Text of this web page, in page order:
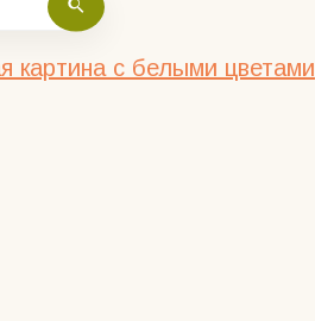
картина с белыми цветами